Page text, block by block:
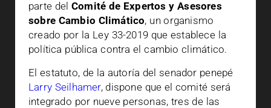
parte del Comité de Expertos y Asesores
sobre Cambio Climático, un organismo
creado por la Ley 33-2019 que establece la
política pública contra el cambio climático.
El estatuto, de la autoría del senador penepé
Larry Seilhamer, dispone que el comité será
integrado por nueve personas, tres de las